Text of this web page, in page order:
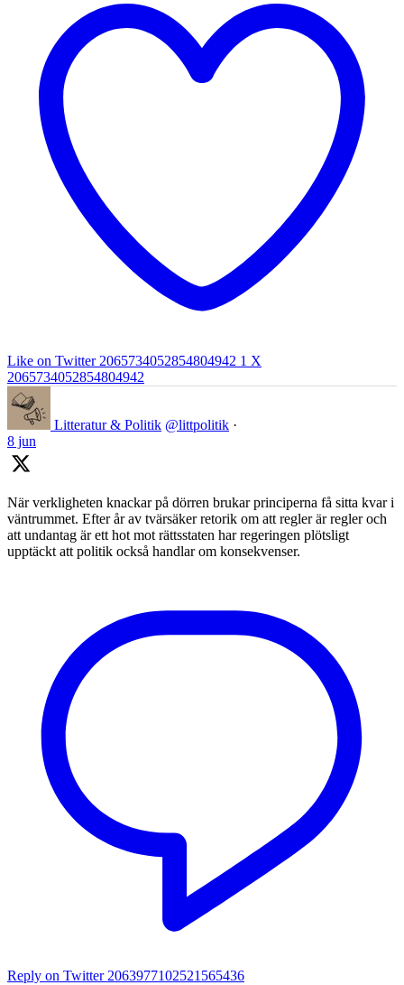
Like on Twitter 2065734052854804942 1 X
2065734052854804942
Litteratur & Politik @littpolitik ·
8 jun
När verkligheten knackar på dörren brukar principerna få sitta kvar i
väntrummet. Efter år av tvärsäker retorik om att regler är regler och
att undantag är ett hot mot rättsstaten har regeringen plötsligt
upptäckt att politik också handlar om konsekvenser.
Reply on Twitter 2063977102521565436